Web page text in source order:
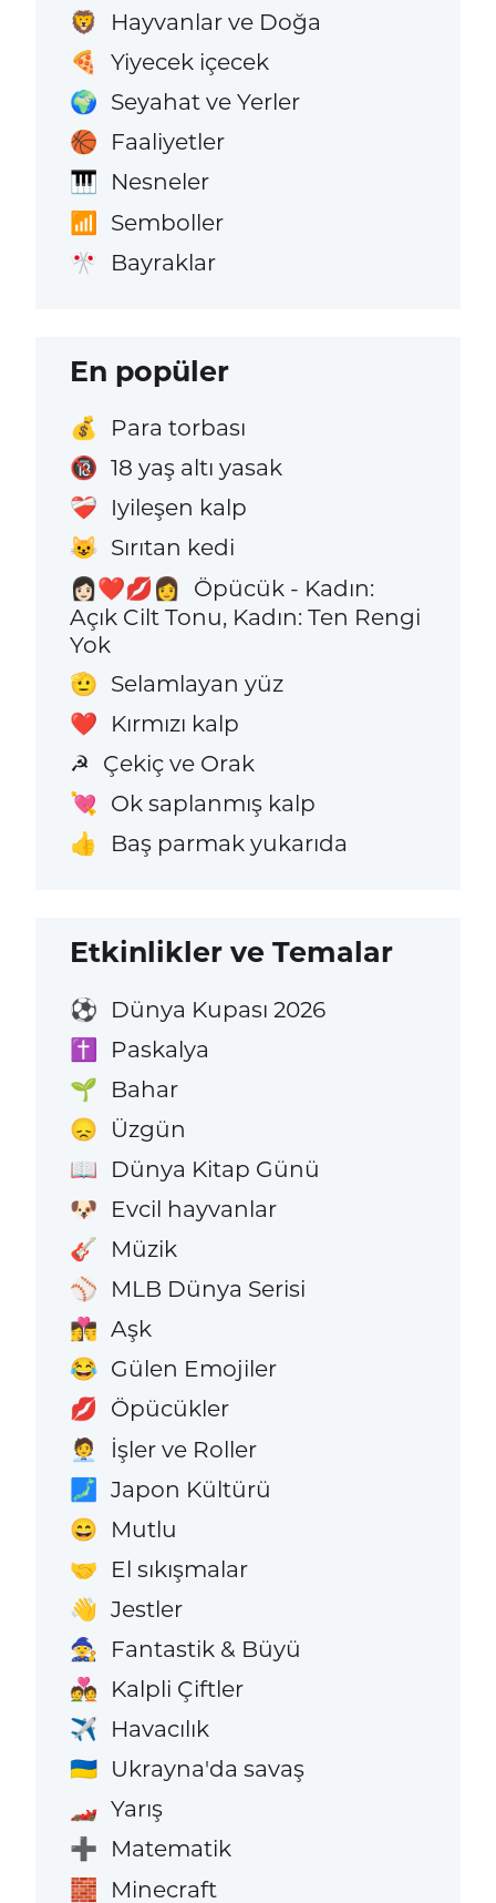
🦁 Hayvanlar ve Doğa
🍕 Yiyecek içecek
🌍 Seyahat ve Yerler
🏀 Faaliyetler
🎹 Nesneler
📶 Semboller
🎌 Bayraklar
En popüler
💰 Para torbası
🔞 18 yaş altı yasak
❤️‍🩹 Iyileşen kalp
😺 Sırıtan kedi
👩🏻‍❤️‍💋‍👩
Öpücük - Kadın:
Açık Cilt Tonu, Kadın: Ten Rengi
Yok
🫡 Selamlayan yüz
❤️ Kırmızı kalp
☭ Çekiç ve Orak
💘 Ok saplanmış kalp
👍 Baş parmak yukarıda
Etkinlikler ve Temalar
⚽ Dünya Kupası 2026
✝️ Paskalya
🌱 Bahar
😞 Üzgün
📖 Dünya Kitap Günü
🐶 Evcil hayvanlar
🎸 Müzik
⚾ MLB Dünya Serisi
👩‍❤️‍💋‍👨 Aşk
😂 Gülen Emojiler
💋 Öpücükler
🧑‍💼 İşler ve Roller
🗾 Japon Kültürü
😄 Mutlu
🤝 El sıkışmalar
👋 Jestler
🧙 Fantastik & Büyü
💑 Kalpli Çiftler
✈️ Havacılık
🇺🇦 Ukrayna'da savaş
🏎️ Yarış
➕ Matematik
🧱 Minecraft